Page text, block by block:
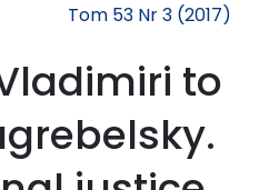
Tom 53 Nr 3 (2017)
to